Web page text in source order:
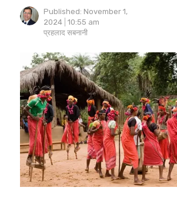
Published: November 1,
2024
10:55 am
Author
प्रहलाद सबनानी